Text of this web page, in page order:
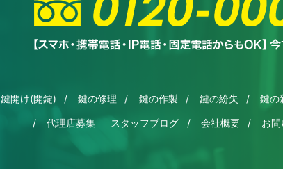
鍵開け(開錠) 鍵の修理 鍵の作製 鍵の紛失 鍵の
代理店募集 スタッフブログ 会社概要 お